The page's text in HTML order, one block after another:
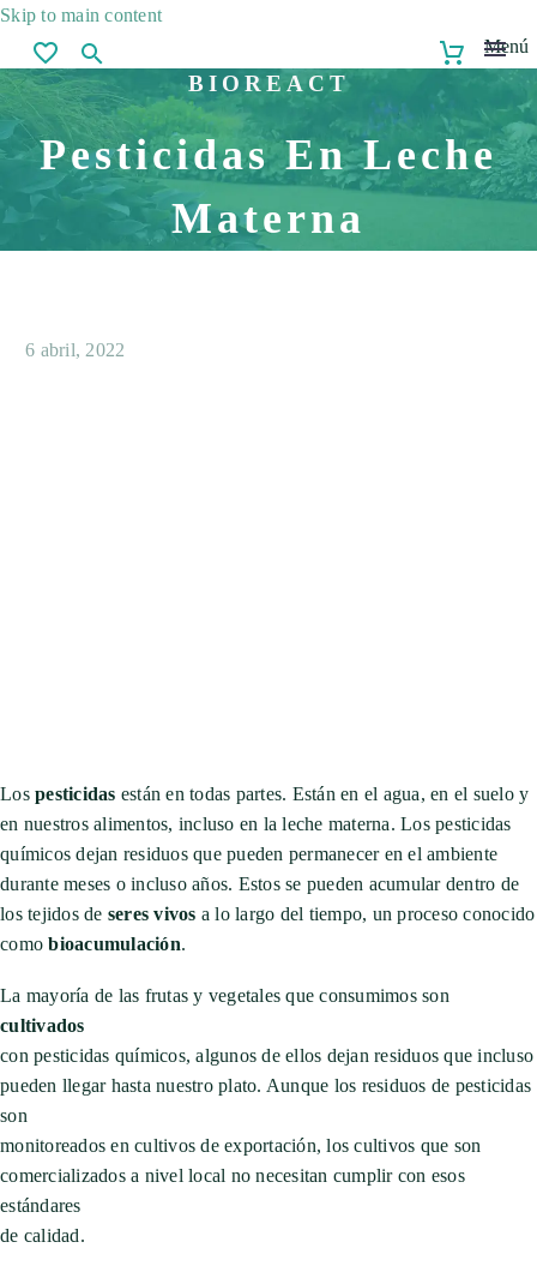
Skip to main content
Menú
BIOREACT
Pesticidas En Leche
Materna
6 abril, 2022
Los pesticidas están en todas partes. Están en el agua, en el suelo y
en nuestros alimentos, incluso en la leche materna. Los pesticidas
químicos dejan residuos que pueden permanecer en el ambiente
durante meses o incluso años. Estos se pueden acumular dentro de
los tejidos de seres vivos a lo largo del tiempo, un proceso conocido
comobioacumulación.
La mayoría de las frutas y vegetales que consumimos son
cultivados
con pesticidas químicos, algunos de ellos dejan residuos que incluso
pueden llegar hasta nuestro plato. Aunque los residuos de pesticidas
son
monitoreados en cultivos de exportación, los cultivos que son
comercializados a nivel local no necesitan cumplir con esos
estándares
de calidad.